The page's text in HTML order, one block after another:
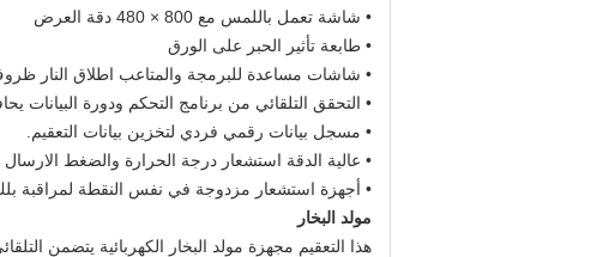
• شاشة تعمل باللمس مع 800 × 480 دقة العرض
• طابعة تأثير الحبر على الورق
• شاشات مساعدة للبرمجة والمتاعب اطلاق النار ظروف
• التحقق التلقائي من برنامج التحكم ودورة البيانات
• مسجل بيانات رقمي فردي لتخزين بيانات التعقيم.
• عالية الدقة استشعار درجة الحرارة والضغط
• أجهزة استشعار مزدوجة في نفس النقطة لمراقبة بلك
مولد البخار
هذا التعقيم مجهزة مولد البخار الكهربائية يتضمن